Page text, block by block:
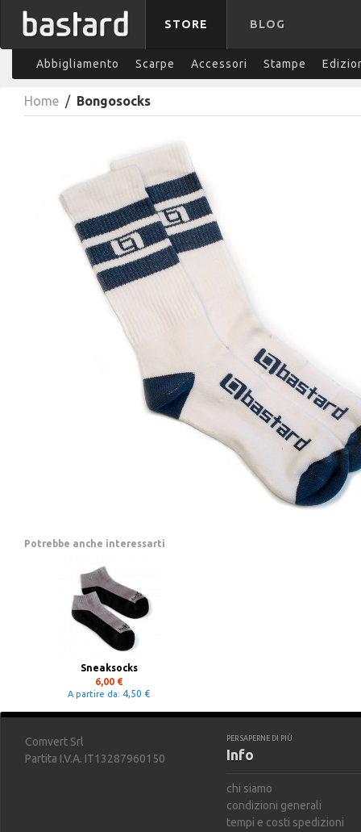
STORE BLOG
Abbigliamento Scarpe Accessori Stampe
Home / Bongosocks
Potrebbe anche interessarti
Sneaksocks
6,00 €
A partire da: 4,50 €
Comvert Srl
Partita I.V.A. IT13287960150
PER SAPERNE DI PIÙ
Info
chi siamo
condizioni generali
tempi e costi spedizioni